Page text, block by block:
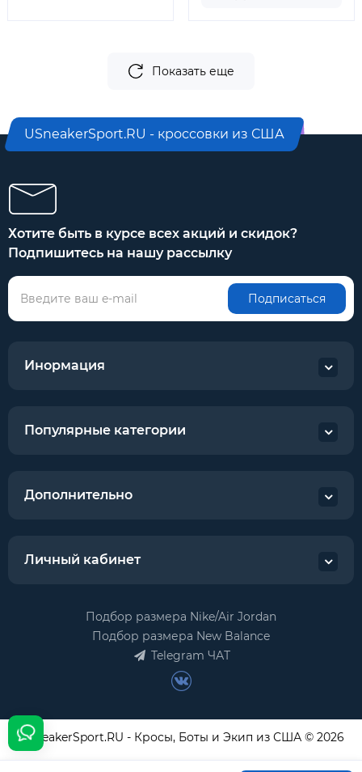
Показать еще
USneakerSport.RU - кроссовки из США
Хотите быть в курсе всех акций и скидок?
Подпишитесь на нашу рассылку
Подписаться
Инормация
Популярные категории
Дополнительно
Личный кабинет
Подбор размера Nike/Air Jordan
Подбор размера New Balance
Telegram ЧАТ
USneakerSport.RU - Кросы, Боты и Экип из США © 2026